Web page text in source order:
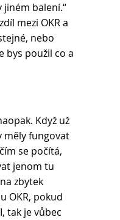
jiném balení.“
mezi OKR a
nebo
bys použil co a
Když už
měly fungovat
se počítá,
jenom tu
zbytek
OKR, pokud
tak je vůbec